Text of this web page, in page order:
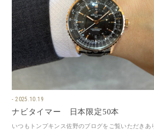
2025.10.19
ナビタイマー 日本限定50本
いつもトンプキンス佐野のブログをご覧いただきあ